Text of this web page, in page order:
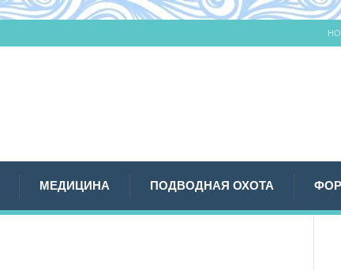
МЕДИЦИНА ПОДВОДНАЯ ОХОТА